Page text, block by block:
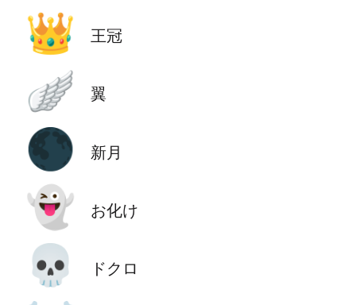
👑 王冠
🪽 翼
🌑 新月
👻 お化け
💀 ドクロ